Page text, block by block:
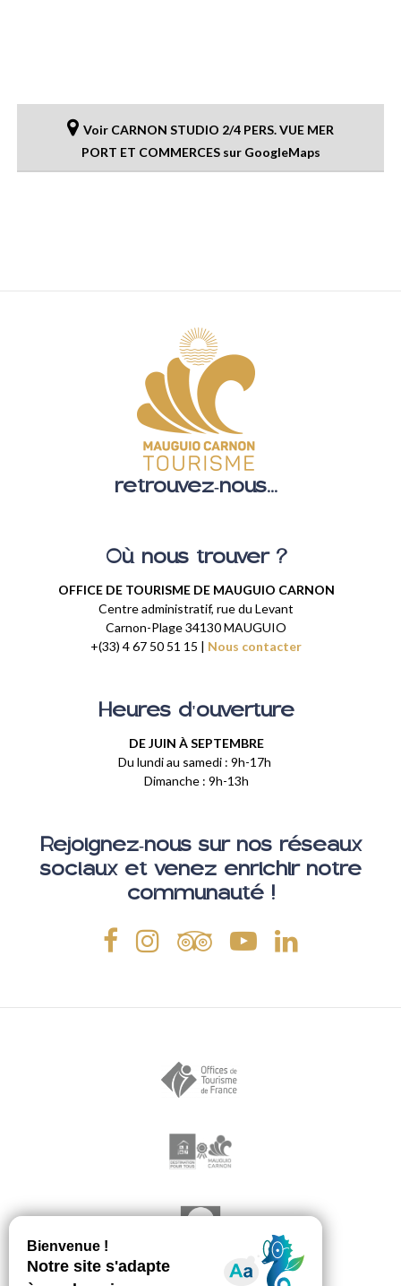
Voir CARNON STUDIO 2/4 PERS. VUE MER
PORT ET COMMERCES sur GoogleMaps
retrouvez-nous...
Où nous trouver ?
OFFICE DE TOURISME DE MAUGUIO CARNON
Centre administratif, rue du Levant
Carnon-Plage 34130 MAUGUIO
+(33) 4 67 50 51 15 | Nous contacter
Heures d'ouverture
DE JUIN À SEPTEMBRE
Du lundi au samedi : 9h-17h
Dimanche : 9h-13h
Rejoignez-nous sur nos réseaux
sociaux et venez enrichir notre
communauté !